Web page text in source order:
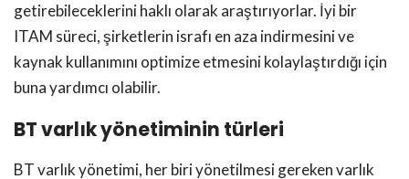
getirebileceklerini haklı olarak araştırıyorlar. İyi bir
ITAM süreci, şirketlerin israfı en aza indirmesini ve
kaynak kullanımını optimize etmesini kolaylaştırdığı için
buna yardımcı olabilir.
BT varlık yönetiminin türleri
BT varlık yönetimi, her biri yönetilmesi gereken varlık